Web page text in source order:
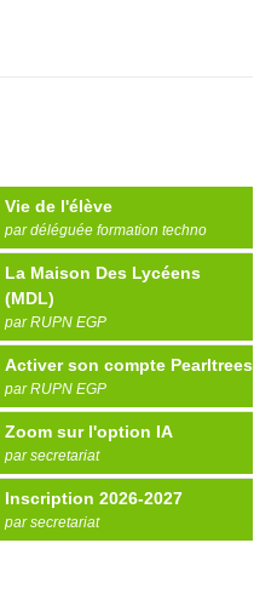
Vie de l'élève
par déléguée formation techno
La Maison Des Lycéens
(MDL)
par RUPN EGP
Activer son compte Pearltrees
par RUPN EGP
Zoom sur l'option IA
par secretariat
Inscription 2026-2027
par secretariat